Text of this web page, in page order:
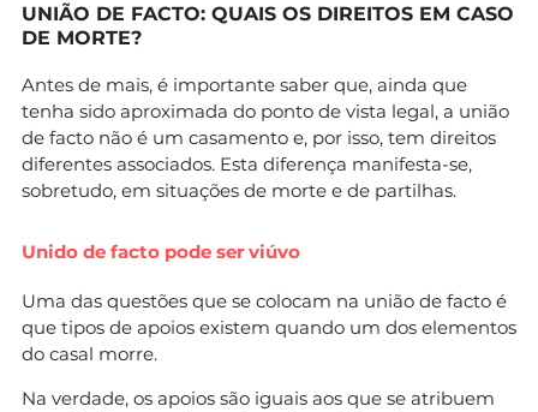
UNIÃO DE FACTO: QUAIS OS DIREITOS EM CASO
DE MORTE?
Antes de mais, é importante saber que, ainda que
tenha sido aproximada do ponto de vista legal, a união
de facto não é um casamento e, por isso, tem direitos
diferentes associados. Esta diferença manifesta-se,
sobretudo, em situações de morte e de partilhas.
Unido de facto pode ser viúvo
Uma das questões que se colocam na união de facto é
que tipos de apoios existem quando um dos elementos
do casal morre.
Na verdade, os apoios são iguais aos que se atribuem